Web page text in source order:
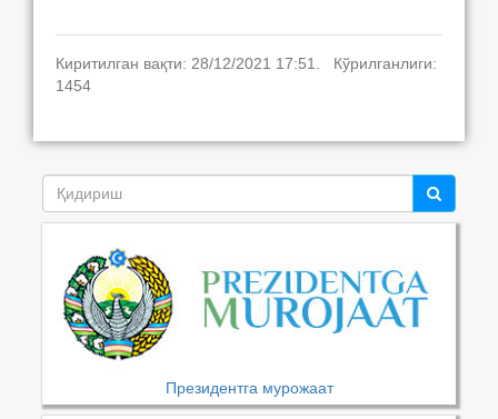
Киритилган вақти: 28/12/2021 17:51. Кўрилганлиги:
1454
Президентга мурожаат